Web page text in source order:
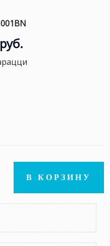
В КОРЗИНУ